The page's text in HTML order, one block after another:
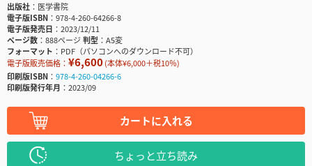
出版社
医学書院
電子版ISBN
978-4-260-64266-8
電子版発売日
2023/12/11
ページ数
888ページ判型
A5変
フォーマット
PDF（パソコンへのダウンロード不可）
電子版販売価格： ¥6,600(本体¥6,000＋税10％)
印刷版ISBN
978-4-260-04266-6
印刷版発行年月
2023/09
カートに入れる
ちょっと立ち読み